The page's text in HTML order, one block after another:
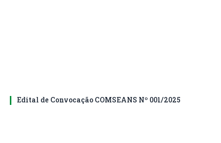
Edital de Convocação COMSEANS Nº 001/2025